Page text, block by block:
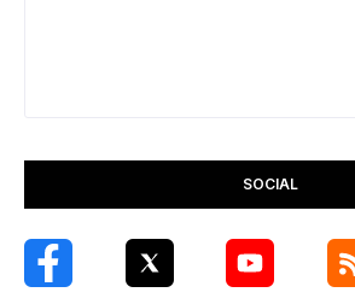
SOCIAL